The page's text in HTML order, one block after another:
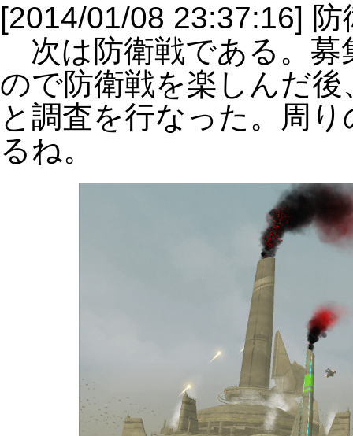
[2014/01/08 23:37:16]
次は防衛戦である。募
ので防衛戦を楽しんだ
と調査を行なった。周
るね。